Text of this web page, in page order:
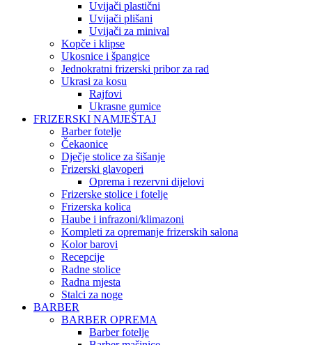
Uvijači plastični
Uvijači plišani
Uvijači za minival
Kopče i klipse
Ukosnice i špangice
Jednokratni frizerski pribor za rad
Ukrasi za kosu
Rajfovi
Ukrasne gumice
FRIZERSKI NAMJEŠTAJ
Barber fotelje
Čekaonice
Dječje stolice za šišanje
Frizerski glavoperi
Oprema i rezervni dijelovi
Frizerske stolice i fotelje
Frizerska kolica
Haube i infrazoni/klimazoni
Kompleti za opremanje frizerskih salona
Kolor barovi
Recepcije
Radne stolice
Radna mjesta
Stalci za noge
BARBER
BARBER OPREMA
Barber fotelje